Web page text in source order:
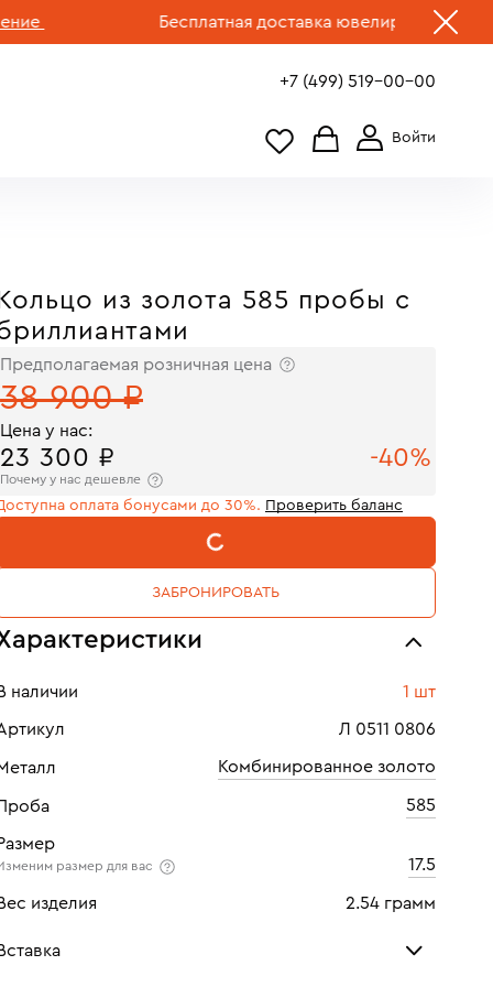
Бесплатная доставка ювелирных изделий по
+7 (499) 519-00-00
Кольцо из золота 585 пробы с
Предполагаемая розничная цена
38 900 ₽
Цена у нас:
23 300 ₽ -40%
Почему у нас дешевле
оплата бонусами до 30%. Проверить баланс
В КОРЗИНУ
ЗАБРОНИРОВАТЬ
наличии 1 шт
Л 0511 0806
Комбинированное золото
585
размер для вас 17.5
изделия 2.54 грамм